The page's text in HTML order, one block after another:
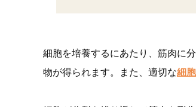
細胞を培養するにあたり、筋肉に
物が得られます。また、適切な細